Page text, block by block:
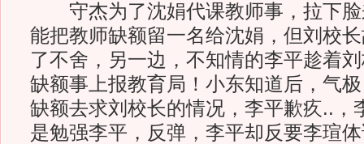
守杰为了沈娟代课教师事，拉下脸
能把教师缺额留一名给沈娟，但刘校
了不舍，另一边，不知情的李平趁着
缺额事上报教育局！小东知道后，气
缺额去求刘校长的情况，李平歉疚..，
是勉强李平，反弹，李平却反要李瑄